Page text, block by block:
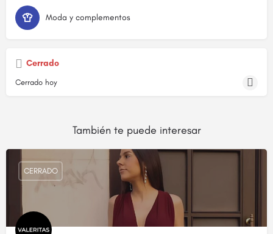
Moda y complementos
Cerrado
Cerrado hoy
También te puede interesar
CERRADO